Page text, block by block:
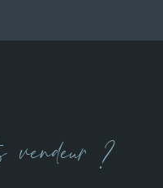
oreille attentive et un
vous accompagne
de votre
vendeur ?